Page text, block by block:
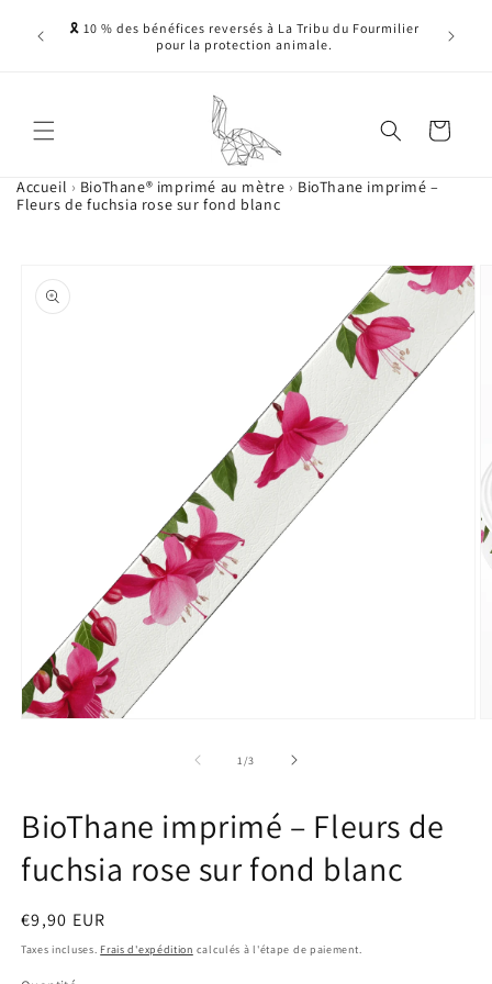
Ignorer et passer
au contenu
-
🎗️ 10 % des bénéfices reversés à La Tribu du Fourmilier
pour la protection animale.
Panier
Accueil › BioThane® imprimé au mètre › BioThane imprimé –
Fleurs de fuchsia rose sur fond blanc
informations
produits
fenêtre
modale
1 /de
3
BioThane imprimé – Fleurs de
fuchsia rose sur fond blanc
Prix
habituel
€9,90 EUR
Taxes incluses. Frais d'expédition calculés à l'étape de paiement.